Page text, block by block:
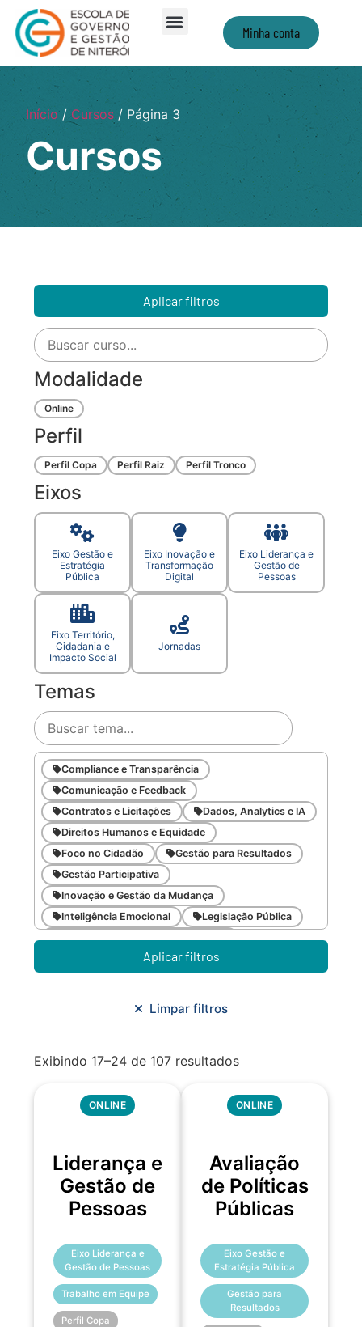
Minha conta
Início/Cursos/ Página 3
Cursos
Aplicar filtros
Modalidade
Online
Perfil
Perfil Copa Perfil Raiz Perfil Tronco
Eixos
Eixo Gestão e
Estratégia
Pública
Eixo Inovação e
Transformação
Digital
Eixo Liderança e
Gestão de
Pessoas
Eixo Território,
Cidadania e
Impacto Social
Jornadas
Temas
Compliance e Transparência
Comunicação e Feedback
Contratos e Licitações
Dados, Analytics e IA
Direitos Humanos e Equidade
Foco no Cidadão
Gestão para Resultados
Gestão Participativa
Inovação e Gestão da Mudança
Inteligência Emocional
Legislação Pública
Meio Ambiente e Sustentabilidade
Metodologias Ágeis
Orçamento e Finanças
Planejamento Urbano/Mobilidade
Aplicar filtros
Limpar filtros
Exibindo 17–24 de 107 resultados
ONLINE
Liderança e
Gestão de
Pessoas
Eixo Liderança e
Gestão de Pessoas
Trabalho em Equipe
Perfil Copa
ONLINE
Avaliação
de Políticas
Públicas
Eixo Gestão e
Estratégia Pública
Gestão para
Resultados